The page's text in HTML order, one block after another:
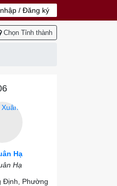
/ Đăng ký
Chọn Tỉnh thành
Hạ
Hạ
Định, Phường